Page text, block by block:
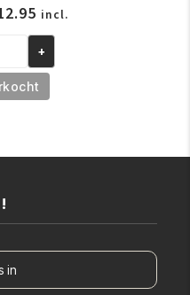
Huidige
prijs
is:
€12.95.
incl.
+